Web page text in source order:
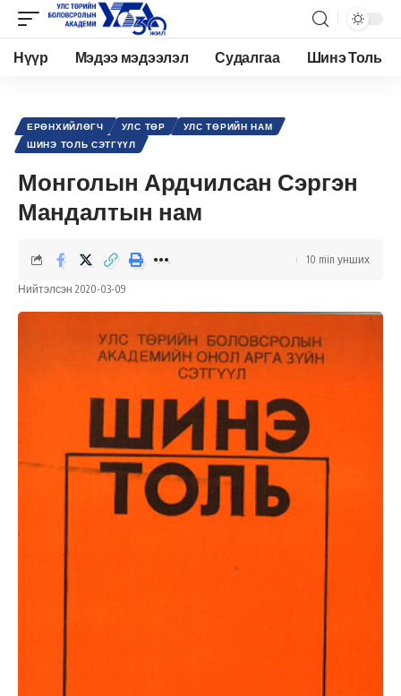
Нүүр Мэдээ мэдээлэл Судалгаа Шинэ Толь
ЕРӨНХИЙЛӨГЧ УЛС ТӨР
УЛС ТӨРИЙН НАМ
ШИНЭ ТОЛЬ СЭТГҮҮЛ
Монголын Ардчилсан Сэргэн
Мандалтын нам
Нийтэлсэн 2020-03-09
10 min унших